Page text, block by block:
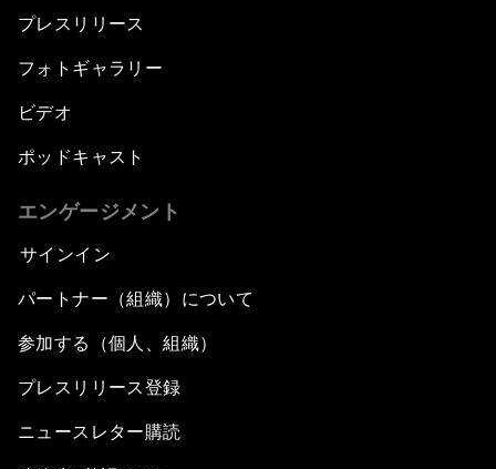
プレスリリース
フォトギャラリー
ビデオ
ポッドキャスト
エンゲージメント
サインイン
パートナー（組織）について
参加する（個人、組織）
プレスリリース登録
ニュースレター購読